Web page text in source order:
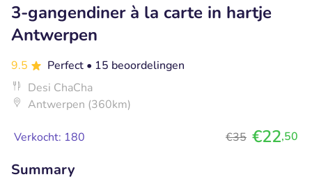
3-gangendiner à la carte in hartje
Antwerpen
9.5 Perfect • 15 beoordelingen
Desi ChaCha
Antwerpen (360km)
Verkocht: 180 €35 €22,50
Summary